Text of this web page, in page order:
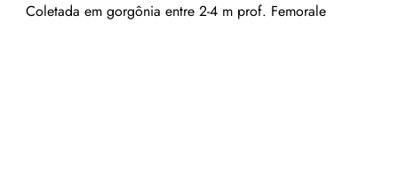
Coletada em gorgônia entre 2-4 m prof. Femorale